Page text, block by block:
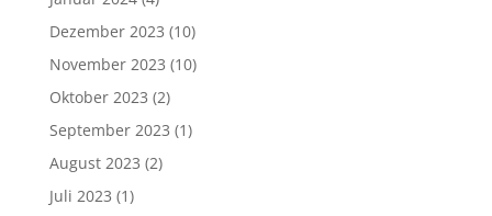
Dezember 2023 (10)
November 2023 (10)
Oktober 2023 (2)
September 2023 (1)
August 2023 (2)
Juli 2023 (1)